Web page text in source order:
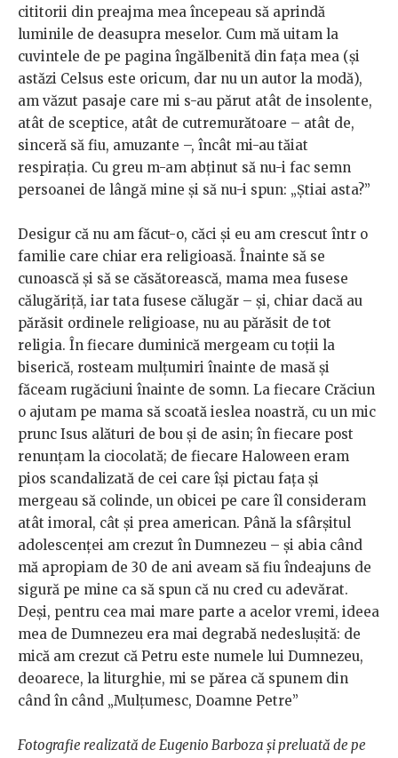
cititorii din preajma mea începeau să aprindă
luminile de deasupra meselor. Cum mă uitam la
cuvintele de pe pagina îngălbenită din fața mea (și
astăzi Celsus este oricum, dar nu un autor la modă),
am văzut pasaje care mi s-au părut atât de insolente,
atât de sceptice, atât de cutremurătoare – atât de,
sinceră să fiu, amuzante –, încât mi-au tăiat
respirația. Cu greu m-am abținut să nu-i fac semn
persoanei de lângă mine și să nu-i spun: „Știai asta?”
Desigur că nu am făcut-o, căci și eu am crescut într o
familie care chiar era religioasă. Înainte să se
cunoască și să se căsătorească, mama mea fusese
călugăriță, iar tata fusese călugăr – și, chiar dacă au
părăsit ordinele religioase, nu au părăsit de tot
religia. În fiecare duminică mergeam cu toții la
biserică, rosteam mulțumiri înainte de masă și
făceam rugăciuni înainte de somn. La fiecare Crăciun
o ajutam pe mama să scoată ieslea noastră, cu un mic
prunc Isus alături de bou și de asin; în fiecare post
renunțam la ciocolată; de fiecare Haloween eram
pios scandalizată de cei care își pictau fața și
mergeau să colinde, un obicei pe care îl consideram
atât imoral, cât și prea american. Până la sfârșitul
adolescenței am crezut în Dumnezeu – și abia când
mă apropiam de 30 de ani aveam să fiu îndeajuns de
sigură pe mine ca să spun că nu cred cu adevărat.
Deși, pentru cea mai mare parte a acelor vremi, ideea
mea de Dumnezeu era mai degrabă nedeslușită: de
mică am crezut că Petru este numele lui Dumnezeu,
deoarece, la liturghie, mi se părea că spunem din
când în când „Mulțumesc, Doamne Petre”
Fotografie realizată de Eugenio Barboza și preluată de pe